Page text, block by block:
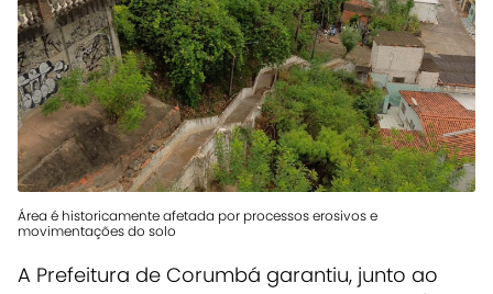
Área é historicamente afetada por processos erosivos e
movimentações do solo
A Prefeitura de Corumbá garantiu, junto ao